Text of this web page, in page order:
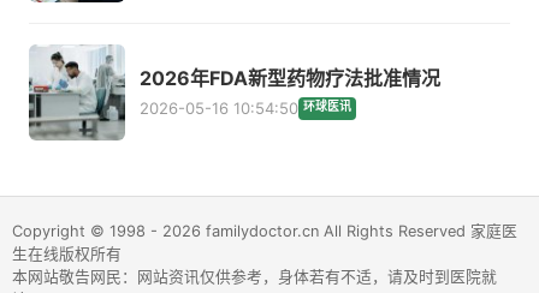
2026年FDA新型药物疗法批准情况
2026-05-16 10:54:50 环球医讯
Copyright © 1998 - 2026 familydoctor.cn All Rights Reserved 家庭医
生在线版权所有
本网站敬告网民：网站资讯仅供参考，身体若有不适，请及时到医院就